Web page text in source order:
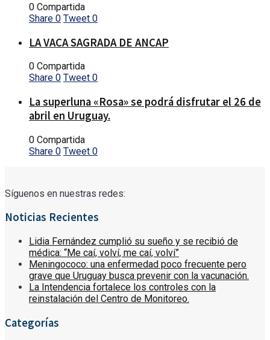
0 Compartida
Share 0 Tweet 0
LA VACA SAGRADA DE ANCAP
0 Compartida
Share 0 Tweet 0
La superluna «Rosa» se podrá disfrutar el 26 de
abril en Uruguay.
0 Compartida
Share 0 Tweet 0
Síguenos en nuestras redes:
Noticias Recientes
Lidia Fernández cumplió su sueño y se recibió de
médica: “Me caí, volví, me caí, volví”
Meningococo: una enfermedad poco frecuente pero
grave que Uruguay busca prevenir con la vacunación.
La Intendencia fortalece los controles con la
reinstalación del Centro de Monitoreo.
Categorías